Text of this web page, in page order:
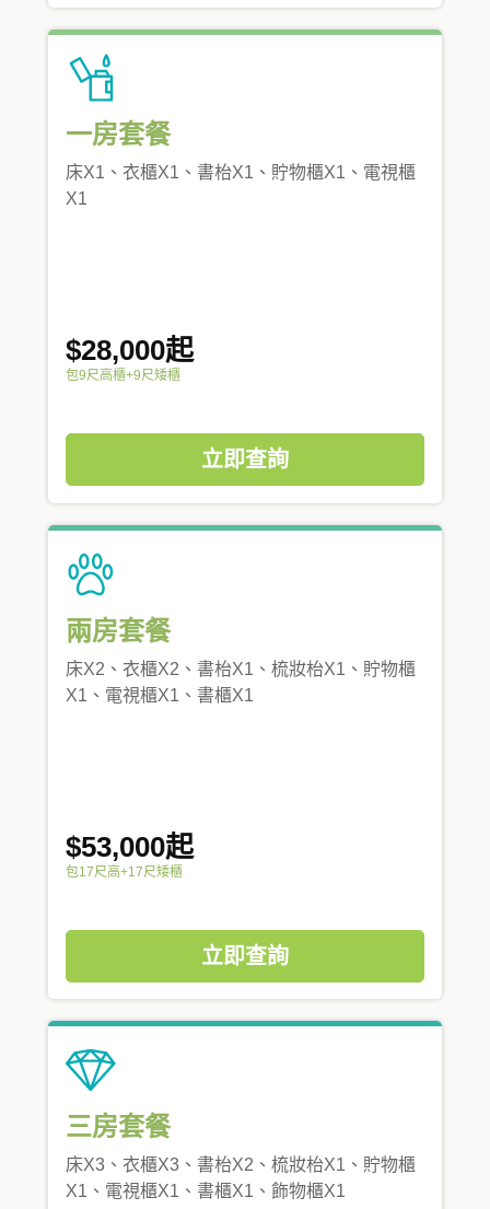
一房套餐
床X1、衣櫃X1、書枱X1、貯物櫃X1、電視櫃
X1
$28,000起
包9尺高櫃+9尺矮櫃
立即查詢
兩房套餐
床X2、衣櫃X2、書枱X1、梳妝枱X1、貯物櫃
X1、電視櫃X1、書櫃X1
$53,000起
包17尺高+17尺矮櫃
立即查詢
三房套餐
床X3、衣櫃X3、書枱X2、梳妝枱X1、貯物櫃
X1、電視櫃X1、書櫃X1、飾物櫃X1